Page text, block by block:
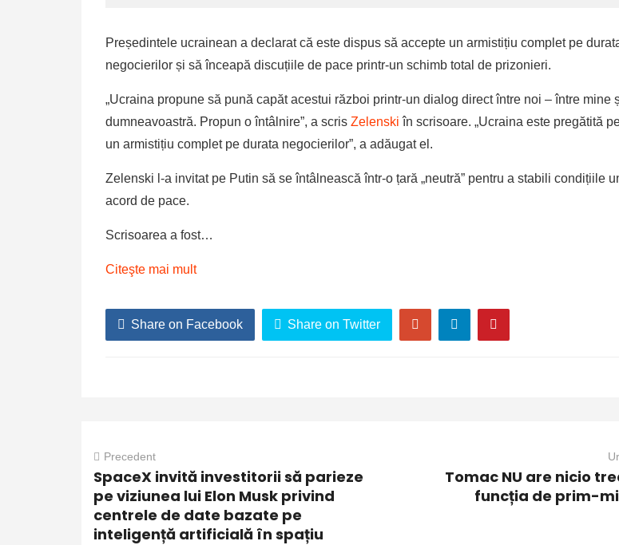
Președintele ucrainean a declarat că este dispus să accepte un armistițiu complet pe
negocierilor și să înceapă discuțiile de pace printr-un schimb total de prizonieri.
„Ucraina propune să pună capăt acestui război printr-un dialog direct între noi – între mine
dumneavoastră. Propun o întâlnire”, a scris Zelenskiîn scrisoare. „Ucraina este pregătită
un armistițiu complet pe durata negocierilor”, a adăugat el.
Zelenski l-a invitat pe Putin să se întâlnească într-o țară „neutră” pentru a stabili condițiile
acord de pace.
Scrisoarea a fost…
Citeşte mai mult
Share on Facebook Share on Twitter
Precedent
SpaceX invită investitorii să parieze
pe viziunea lui Elon Musk privind
centrele de date bazate pe
inteligență artificială în spațiu
Tomac NU are nicio
funcția de prim-